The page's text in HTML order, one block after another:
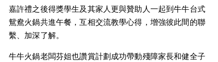
嘉許禮之後得獎學生及其家人更與贊助人一起到牛牛台式
鴛鴦火鍋共進午餐，互相交流教學心得，增強彼此間的聯
繫、加深了解。
牛牛火鍋老闆芬姐也讚賞計劃成功帶動殘障家長和健全子